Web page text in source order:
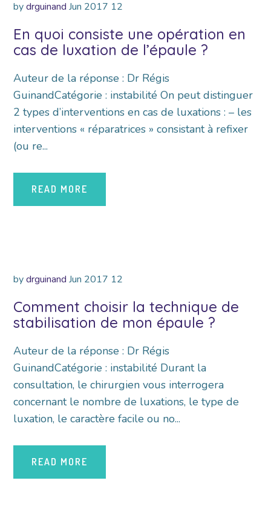
by drguinand Jun 2017 12
En quoi consiste une opération en
cas de luxation de l’épaule ?
Auteur de la réponse : Dr Régis
GuinandCatégorie : instabilité On peut distinguer
2 types d’interventions en cas de luxations : – les
interventions « réparatrices » consistant à refixer
(ou re...
READ MORE
by drguinand Jun 2017 12
Comment choisir la technique de
stabilisation de mon épaule ?
Auteur de la réponse : Dr Régis
GuinandCatégorie : instabilité Durant la
consultation, le chirurgien vous interrogera
concernant le nombre de luxations, le type de
luxation, le caractère facile ou no...
READ MORE